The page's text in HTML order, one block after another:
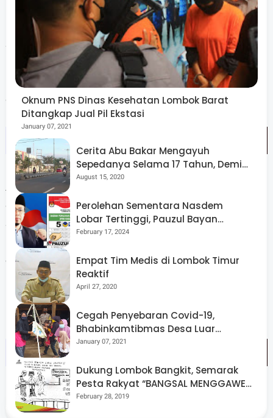
menjaga keamanan dan ketertiban masyarakat.
Sementara disela - sela acara I Putu Stya Dharma Kasi
Keu Polres Loyim menyampaikan terimakasih banyak
kepada seluruh personel dan koordinasi selama ini
dalam pengelolaan anggaran.
Acara penyerahan penghargaan tersebut berbarengan
dengan langkah - langkah Akhir Tahun Anggaran 2024
Satker Jajaran Polda NTB yang dihadiri oleh seluruh
Kaur/Paur/Kasi Keu Satker Jajaran Polda NTB serta para
operator Aplikasi SAKTI masing masing.
Share
Oknum PNS Dinas Kesehatan Lombok Barat
Ditangkap Jual Pil Ekstasi
January 07, 2021
Cerita Abu Bakar Mengayuh
Sepedanya Selama 17 Tahun, Demi
Menggelorakan Kemerdekaan
August 15, 2020
Perolehan Sementara Nasdem
Lobar Tertinggi, Pauzul Bayan
Berpeluang “Rebut” Kursi Dapil 3
February 17, 2024
Empat Tim Medis di Lombok Timur
Reaktif
April 27, 2020
Cegah Penyebaran Covid-19,
Bhabinkamtibmas Desa Luar
Pantau Kegiatan Posyandu
January 07, 2021
Dukung Lombok Bangkit, Semarak
Pesta Rakyat “BANGSAL MENGGAWE”
Kembali Digelar Para Seniman Di
February 28, 2019